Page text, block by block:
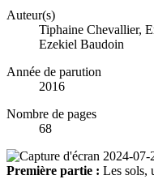
Auteur(s)
Tiphaine Chevallier,
Ezekiel Baudoin
Année de parution
2016
Nombre de pages
68
Première partie : Les sols,